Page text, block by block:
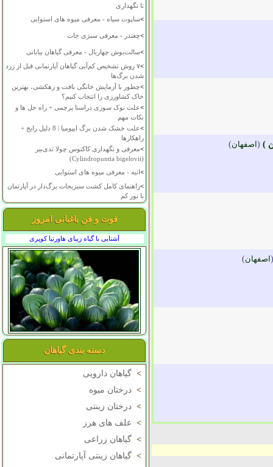
تا نگهداری
>ساپوت سیاه - معرفی میوه های استوایی
>چغندر - معرفی سبزی جات
>سالت‌بوش چهاربال - معرفی گیاهان بیابانی
>
۷ روش تشخیص کم‌آبی گیاهان آپارتمانی قبل از زرد
شدن برگ‌ها
>چطور با آزمایش خانگی بافت و زهکشی، بهترین
خاک کشاورزی را انتخاب کنیم؟
>علت نوک سوزی دراسنا پرچمی + راه حل ها و
نکات مهم
>
علت خشک شدن برگ ایپومیا | 8 دلیل رایج +
راهکارها
>معرفی و نگهداری کاکتوس چولا تدی‌بیر
(Cylindropuntia bigelovii)
>انبه - معرفی میوه های استوایی
>راهنمای کامل کشت سبزیجات برگ‌دار در آپارتمان
با نور کم
فوت و فن باغبانی امروز
آشنایی با گیاه زیبای هاورتیا کوپری
دسته بندی گیاهان
> گیاهان دارویی
> درختان میوه
> درختان زینتی
> علف های هرز
> گیاهان زراعی
> گیاهان زینتی آپارتمانی
)
(اصفهان)
اصفهان)